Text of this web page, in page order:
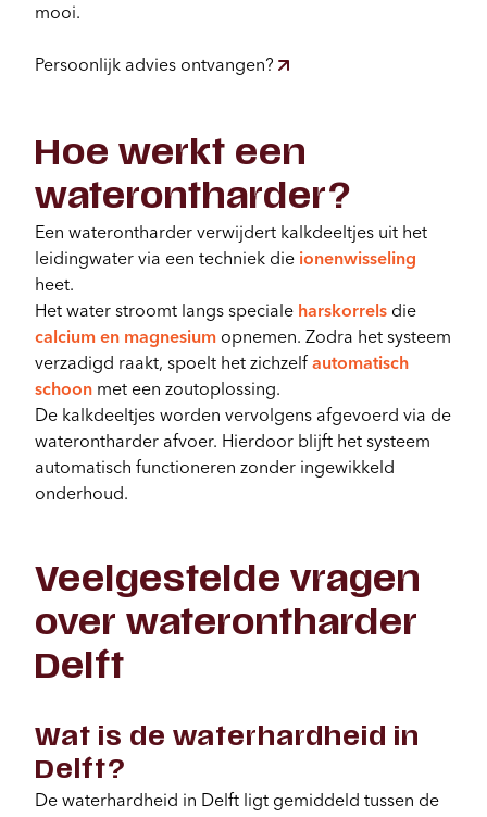
mooi.
Persoonlijk advies ontvangen?
Hoe werkt een
waterontharder?
Een waterontharder verwijdert kalkdeeltjes uit het
leidingwater via een techniek die ionenwisseling
heet.
Het water stroomt langs speciale harskorrels die
calcium en magnesium opnemen. Zodra het systeem
verzadigd raakt, spoelt het zichzelf automatisch
schoon met een zoutoplossing.
De kalkdeeltjes worden vervolgens afgevoerd via de
waterontharder afvoer. Hierdoor blijft het systeem
automatisch functioneren zonder ingewikkeld
onderhoud.
Veelgestelde vragen
over waterontharder
Delft
Wat is de waterhardheid in
Delft?
De waterhardheid in Delft ligt gemiddeld tussen de